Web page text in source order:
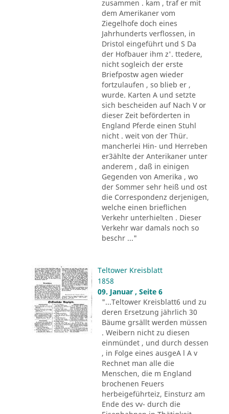
zusammen . kam , traf er mit
dem Amerikaner vom
Ziegelhofe doch eines
Jahrhunderts verflossen, in
Dristol eingeführt und S Da
der Hofbauer ihm z'. ttedere,
nicht sogleich der erste
Briefpostw agen wieder
fortzulaufen , so blieb er ,
wurde. Karten A und setzte
sich bescheiden auf Nach V or
dieser Zeit beförderten in
England Pferde einen Stuhl
nicht . weit von der Thür.
mancherlei Hin- und Herreben
er3ählte der Anterikaner unter
anderem , daß in einigen
Gegenden von Amerika , wo
der Sommer sehr heiß und ost
die Correspondenz derjenigen,
welche einen brieflichen
Verkehr unterhielten . Dieser
Verkehr war damals noch so
beschr ..."
Teltower Kreisblatt
1858
09. Januar , Seite 6
"...Teltower Kreisblatt6 und zu
deren Ersetzung jährlich 30
Bäume grsällt werden müssen
. Weibern nicht zu diesen
einmündet , und durch dessen
, in Folge eines ausgeA l A v
Rechnet man alle die
Menschen, die m England
brochenen Feuers
herbeigeführteiz, Einsturz am
Ende des vv- durch die